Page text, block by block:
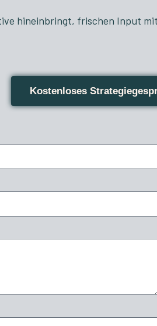
hineinbringt, frischen Input
Kostenloses